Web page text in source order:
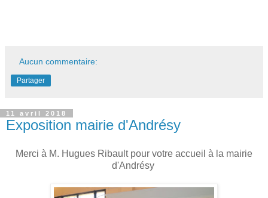
Aucun commentaire:
Partager
11 avril 2018
Exposition mairie d'Andrésy
Merci à M. Hugues Ribault pour votre accueil à la mairie
d'Andrésy